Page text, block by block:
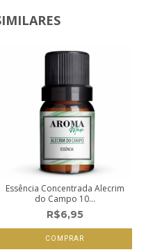
Essência Concentrada Alecrim
do Campo 10...
R$6,95